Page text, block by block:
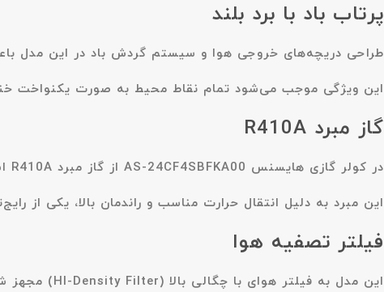
پرتاب باد با برد بلند
طراحی دریچه‌های خروجی هوا و سیستم گردش باد در این مدل
این ویژگی موجب می‌شود تمام نقاط محیط به صورت یکنواخت
گاز مبرد R410A
در کولر گازی هایسنس AS-24CF4SBFKA00 از گاز مبرد R410A
این مبرد به دلیل انتقال حرارت مناسب و راندمان بالا، یکی
فیلتر تصفیه هوا
این مدل به فیلتر هوای با چگالی بالا (HI-Density Filter)
مجهز